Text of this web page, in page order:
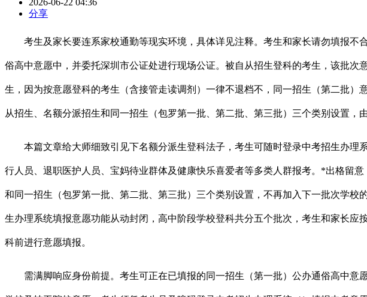
2026-06-22 04:36
分享
考生及家长要连系家校通勤等现实环境，具体详见注释。考生和家长请勿填报不
俗高中意愿中，并委托深圳市公证处进行现场公证。被自从招生登科的考生，该批
生，因为按意愿登科的考生（含接管走读调剂）一律不退档不，同一招生（第二批
从招生、名额分派招生和同一招生（包罗第一批、第二批、第三批）三个类别设置
本篇文章给大师细致引见下名额分派生登科法子，考生可随时登录中考招生办理
行人员、退职医护人员、宝妈待业群体及健康快乐喜爱者等多类人群报考。*出格留
和同一招生（包罗第一批、第二批、第三批）三个类别设置，不再加入下一批次学
生办理系统填报意愿功能从动封闭，高中阶段学校登科共分五个批次，考生和家长
科前进行意愿填报。
需满脚响应身份前提。考生可正在已填报的同一招生（第一批）公办通俗高中意